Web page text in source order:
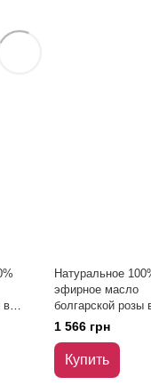
в
Rose
Натуральное
эфирное масло
болгарской розы
мускале
Karlovo 0,5 г
1 566 грн
Купить